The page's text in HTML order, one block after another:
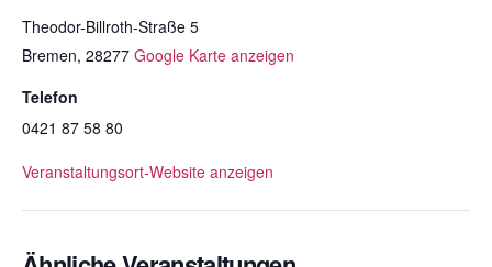
Theodor-Billroth-Straße 5
Bremen, 28277 Google Karte anzeigen
Telefon
0421 87 58 80
Veranstaltungsort-Website anzeigen